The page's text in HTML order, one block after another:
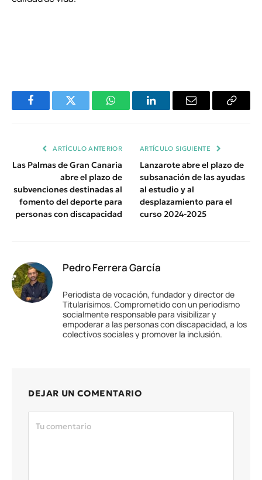
FacebookTwitter WhatsAppLinkedInEmail
Copiar
ARTÍCULO ANTERIOR
Las Palmas de Gran Canaria
abre el plazo de
subvenciones destinadas al
fomento del deporte para
personas con discapacidad
ARTÍCULO SIGUIENTE
Lanzarote abre el plazo de
subsanación de las ayudas
al estudio y al
desplazamiento para el
curso 2024-2025
Pedro Ferrera García
Periodista de vocación, fundador y director de
Titularísimos. Comprometido con un periodismo
socialmente responsable para visibilizar y
empoderar a las personas con discapacidad, a los
colectivos sociales y promover la inclusión.
DEJAR UN COMENTARIO